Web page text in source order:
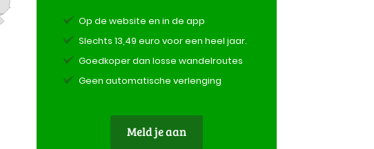
Op de website en in de app
Slechts 13,49 euro voor een heel jaar.
Goedkoper dan losse wandelroutes
Geen automatische verlenging
Meld je aan